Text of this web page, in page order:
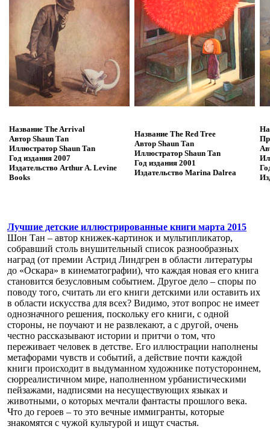
Название The Arrival
Автор Shaun Tan
Иллюстратор Shaun Tan
Год издания 2007
Издательство Arthur A. Levine
Books
Название The Red Tree
Автор Shaun Tan
Иллюстратор Shaun Tan
Год издания 2001
Издательство Marina Dalrea
Лучшие детские иллюстрированные книги марта 2015
Шон Тан – автор книжек-картинок и мультипликатор,
собравший столь внушительный список разнообразных
наград (от премии Астрид Линдгрен в области литературы
до «Оскара» в кинематографии), что каждая новая его книга
становится безусловным событием. Другое дело – споры по
поводу того, считать ли его книги детскими или оставить их
в области искусства для всех? Видимо, этот вопрос не имеет
однозначного решения, поскольку его книги, с одной
стороны, не поучают и не развлекают, а с другой, очень
честно рассказывают истории и притчи о том, что
переживает человек в детстве. Его иллюстрации наполнены
метафорами чувств и событий, а действие почти каждой
книги происходит в выдуманном художнике потустороннем,
сюрреалистичном мире, наполненном урбанистическими
пейзажами, надписями на несуществующих языках и
животными, о которых мечтали фантасты прошлого века.
Что до героев – то это вечные иммигранты, которые
знакомятся с чужой культурой и ищут счастья.